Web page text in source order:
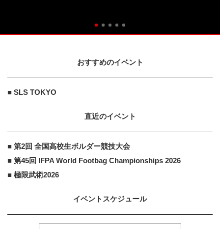
おすすめのイベント
■ SLS TOKYO
直近のイベント
■ 第2回 全国高校生ボルダー競技大会
■ 第45回 IFPA World Footbag Championships 2026
■ 極限武術2026
イベントスケジュール